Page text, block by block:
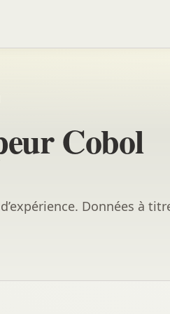
Cobol
Données à